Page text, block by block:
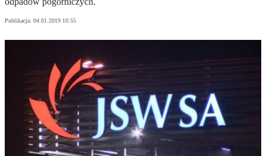
Publikacja: 04.01.2019 10:55